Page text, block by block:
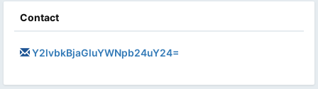
Contact
Y2lvbkBjaGluYWNpb24uY24=